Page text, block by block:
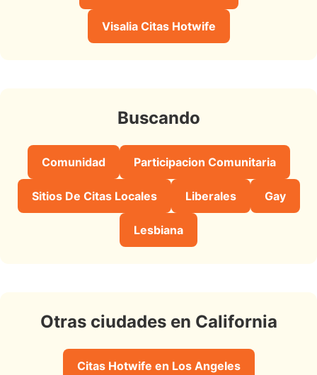
Visalia Citas Hotwife
Buscando
Comunidad Participacion Comunitaria
Sitios De Citas Locales Liberales Gay
Lesbiana
Otras ciudades en California
Citas Hotwife en Los Angeles